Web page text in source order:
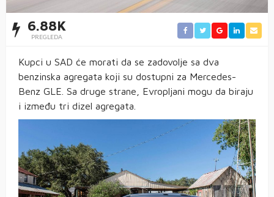
6.88K
PREGLEDA
Kupci u SAD će morati da se zadovolje sa dva
benzinska agregata koji su dostupni za Mercedes-
Benz GLE. Sa druge strane, Evropljani mogu da biraju
i između tri dizel agregata.